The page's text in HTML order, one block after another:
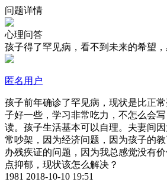
问题详情
心理问答
孩子得了罕见病，看不到未来的希望
匿名用户
孩子前年确诊了罕见病，现状是比正
子好一些，学习非常吃力，不怎么会
读。孩子生活基本可以自理。夫妻间
常吵架，因为经济问题，因为孩子的
办残疾证的问题，因为我总感觉没有
点抑郁，现状该怎么解决？
1981 2018-10-10 19:51